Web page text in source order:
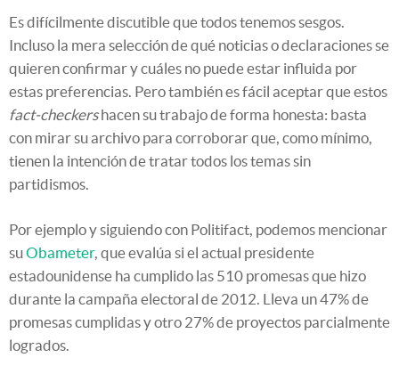
Es difícilmente discutible que todos tenemos sesgos.
Incluso la mera selección de qué noticias o declaraciones se
quieren confirmar y cuáles no puede estar influida por
estas preferencias. Pero también es fácil aceptar que estos
fact-checkershacen su trabajo de forma honesta: basta
con mirar su archivo para corroborar que, como mínimo,
tienen la intención de tratar todos los temas sin
partidismos.
Por ejemplo y siguiendo con Politifact, podemos mencionar
suObameter, que evalúa si el actual presidente
estadounidense ha cumplido las 510 promesas que hizo
durante la campaña electoral de 2012. Lleva un 47% de
promesas cumplidas y otro 27% de proyectos parcialmente
logrados.